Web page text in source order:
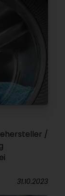
/
31.10.2023